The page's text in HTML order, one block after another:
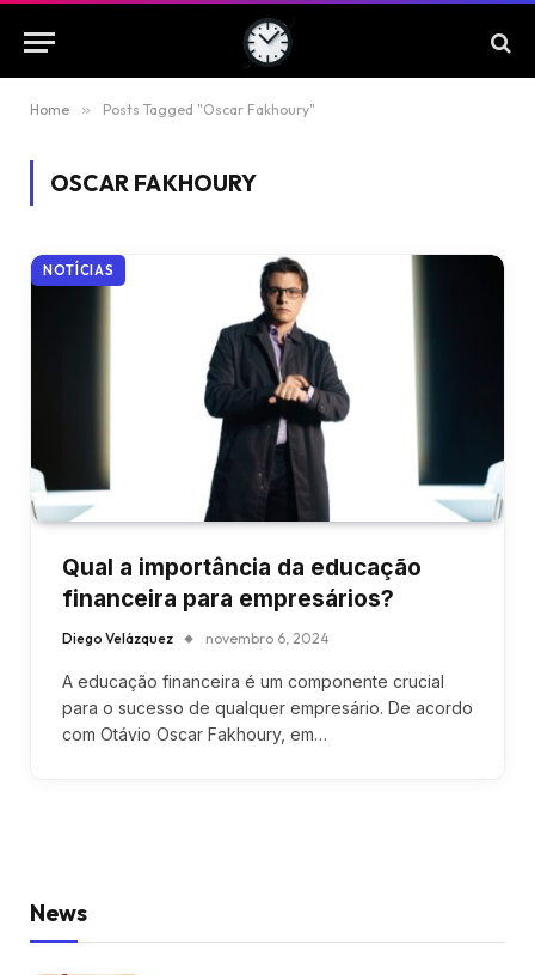
Home » Posts Tagged "Oscar Fakhoury"
OSCAR FAKHOURY
NOTÍCIAS
Qual a importância da educação
financeira para empresários?
Diego Velázquez novembro 6, 2024
A educação financeira é um componente crucial
para o sucesso de qualquer empresário. De acordo
com Otávio Oscar Fakhoury, em…
News